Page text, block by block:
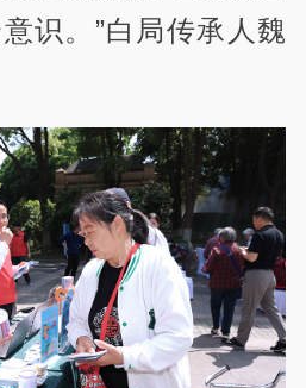
识。”白局传承人魏